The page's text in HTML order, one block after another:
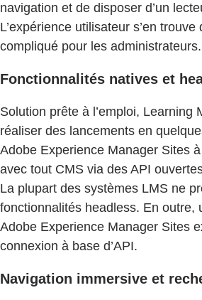
navigation et de disposer d’un
L’expérience utilisateur s’en
compliqué pour les administrateurs.
Fonctionnalités natives et
Solution prête à l’emploi, Learning
réaliser des lancements en
Adobe Experience Manager Sites
avec tout CMS via des API
La plupart des systèmes LMS ne
fonctionnalités headless. En outre,
Adobe Experience Manager Sites
connexion à base d’API.
Navigation immersive et